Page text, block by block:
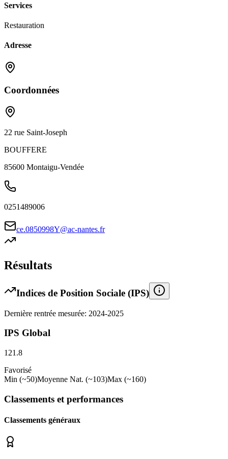
Services
Restauration
Adresse
Coordonnées
22 rue Saint-Joseph
BOUFFERE
85600 Montaigu-Vendée
0251489006
ce.0850998Y@ac-nantes.fr
Résultats
Indices de Position Sociale (IPS)
Dernière rentrée mesurée: 2024-2025
IPS Global
121.8
Favorisé
Min (~50)Moyenne Nat. (~103)Max (~160)
Classements et performances
Classements généraux